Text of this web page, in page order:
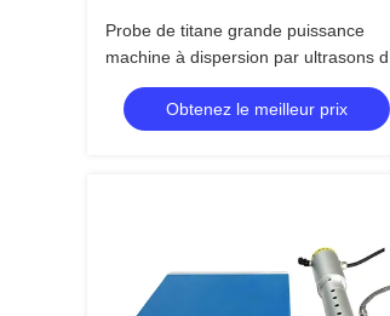
Probe de titane grande puissance
machine à dispersion par ultrasons de
noir de carbone machine
homogénéisatrice par ultrasons
Obtenez le meilleur prix